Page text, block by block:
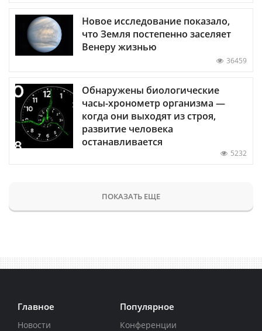
Новое исследование показало,
что Земля постепенно заселяет
Венеру жизнью
36459
Обнаружены биологические
часы-хронометр организма —
когда они выходят из строя,
развитие человека
останавливается
5232
ПОКАЗАТЬ ЕЩЕ
Главное
Новости
Популярное
Конференции